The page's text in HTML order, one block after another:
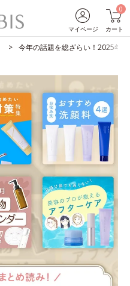
マイページ
0
カート
今年の話題を総ざらい！2025年